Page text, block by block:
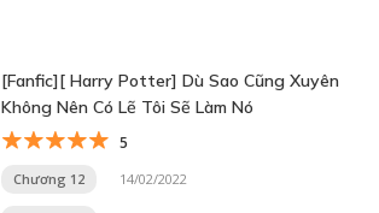
[Fanfic][ Harry Potter] Dù Sao Cũng Xuyên
Không Nên Có Lẽ Tôi Sẽ Làm Nó
5
Chương 12 14/02/2022